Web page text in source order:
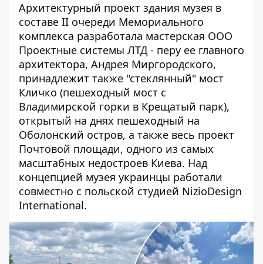
Архитектурный проект здания музея в
составе II очереди Мемориального
комплекса разработала мастерская ООО
Проектные системы ЛТД - перу ее главного
архитектора, Андрея Миргородского,
принадлежит также "стеклянный" мост
Кличко (пешеходный мост с
Владимирской горки в Крещатый парк),
открытый на днях пешеходный на
Оболонский остров, а также весь проект
Почтовой площади, одного из самых
масштабных недостроев Киева. Над
концепцией музея украинцы работали
совместно с польской студией NizioDesign
International.